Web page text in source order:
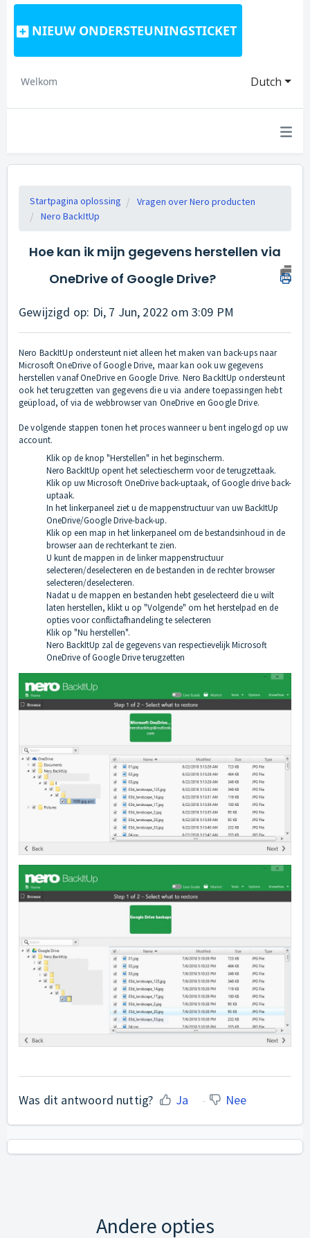
NIEUW ONDERSTEUNINGSTICKET
Dutch
Welkom
Startpagina oplossing
Vragen over Nero producten
Nero BackItUp
Hoe kan ik mijn gegevens herstellen via
OneDrive of Google Drive?
Gewijzigd op: Di, 7 Jun, 2022 om 3:09 PM
Nero BackItUp ondersteunt niet alleen het maken van back-ups naar
Microsoft OneDrive of Google Drive, maar kan ook uw gegevens
herstellen vanaf OneDrive en Google Drive. Nero BackItUp ondersteunt
ook het terugzetten van gegevens die u via andere toepassingen hebt
geüpload, of via de webbrowser van OneDrive en Google Drive.
De volgende stappen tonen het proces wanneer u bent ingelogd op uw
account.
Klik op de knop "Herstellen" in het beginscherm.
Nero BackItUp opent het selectiescherm voor de terugzettaak.
Klik op uw Microsoft OneDrive back-uptaak, of Google drive back-
uptaak.
In het linkerpaneel ziet u de mappenstructuur van uw BackItUp
OneDrive/Google Drive-back-up.
Klik op een map in het linkerpaneel om de bestandsinhoud in de
browser aan de rechterkant te zien.
U kunt de mappen in de linker mappenstructuur
selecteren/deselecteren en de bestanden in de rechter browser
selecteren/deselecteren.
Nadat u de mappen en bestanden hebt geselecteerd die u wilt
laten herstellen, klikt u op "Volgende" om het herstelpad en de
opties voor conflictafhandeling te selecteren
Klik op "Nu herstellen".
Nero BackItUp zal de gegevens van respectievelijk Microsoft
OneDrive of Google Drive terugzetten
Was dit antwoord nuttig? Ja Nee
Andere opties